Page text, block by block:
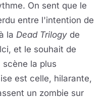
On sent que le
entre l'intention de
la Dead Trilogy de
et le souhait de
la plus
est celle, hilarante,
un zombie sur